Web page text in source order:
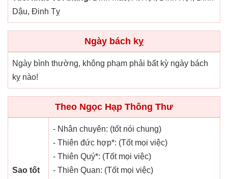
Dậu, Đinh Tỵ
Ngày bách kỵ
Ngày bình thường, không phạm phải bất kỳ ngày bách
kỵ nào!
Theo Ngọc Hạp Thông Thư
Sao tốt
- Nhân chuyên: (tốt nói chung)
- Thiên đức hợp*: (Tốt mọi việc)
- Thiên Quý*: (Tốt mọi việc)
- Thiên Quan: (Tốt mọi việc)